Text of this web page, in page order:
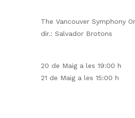
The Vancouver Symphony
dir.: Salvador Brotons
20 de Maig a les 19:00 h
21 de Maig a les 15:00 h